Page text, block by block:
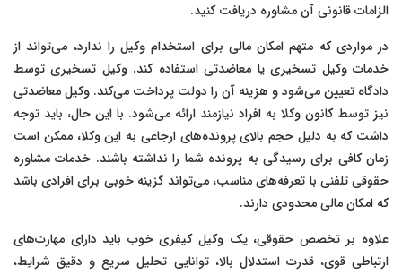
الزامات قانونی آن مشاوره دریافت کنید.
در مواردی که متهم امکان مالی برای استخدام وکیل را ندارد، می‌تواند از
خدمات وکیل تسخیری یا معاضدتی استفاده کند. وکیل تسخیری توسط
دادگاه تعیین می‌شود و هزینه آن را دولت پرداخت می‌کند. وکیل معاضدتی
نیز توسط کانون وکلا به افراد نیازمند ارائه می‌شود. با این حال، باید توجه
داشت که به دلیل حجم بالای پرونده‌های ارجاعی به این وکلا، ممکن است
زمان کافی برای رسیدگی به پرونده شما را نداشته باشند. خدمات مشاوره
حقوقی تلفنی با تعرفه‌های مناسب، می‌تواند گزینه خوبی برای افرادی باشد
که امکان مالی محدودی دارند.
علاوه بر تخصص حقوقی، یک وکیل کیفری خوب باید دارای مهارت‌های
ارتباطی قوی، قدرت استدلال بالا، توانایی تحلیل سریع و دقیق شرایط،